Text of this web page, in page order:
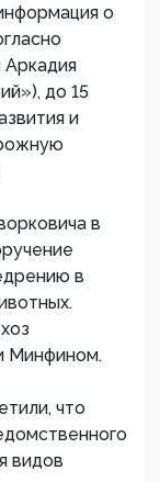
о
до 15
и
в
в
Минфином.
что
видов